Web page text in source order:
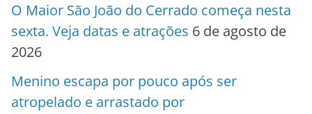
O Maior São João do Cerrado começa nesta
sexta. Veja datas e atrações 6 de agosto de
2026
Menino escapa por pouco após ser
atropelado e arrastado por